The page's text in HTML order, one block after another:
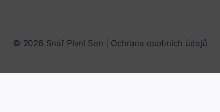
© 2026 Snář Pivní Sen | Ochrana osobních údajů